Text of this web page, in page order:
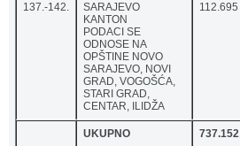
137.-142.
SARAJEVO
KANTON
PODACI SE
ODNOSE NA
OPŠTINE NOVO
SARAJEVO, NOVI
GRAD, VOGOŠĆA,
STARI GRAD,
CENTAR, ILIDŽA
112.695
UKUPNO 737.152